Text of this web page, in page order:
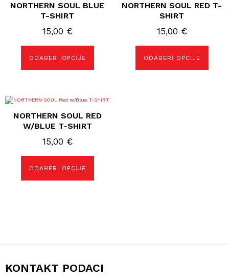
NORTHERN SOUL BLUE
T-SHIRT
15,00 €
ODABERI OPCIJE
ima
varijanti.
Opcije
se
na
NORTHERN SOUL RED T-
SHIRT
15,00 €
ODABERI OPCIJE
ima
varijanti.
Opcije
se
na
NORTHERN SOUL RED
W/BLUE T-SHIRT
15,00 €
ODABERI OPCIJE
Ovaj
ima
varijanti.
Opcije
se
na
KONTAKT PODACI